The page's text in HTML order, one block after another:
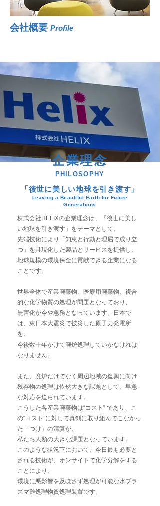
会社概要 Profile
企業理念
PHILOSOPHY
「後世に美しい地球を引き渡す」
Leaving a Beautiful Earth for Future
Generations
株式会社HELIXの企業理念は、「後世に美し
い地球を引き渡す」をテーマとして、
先端技術により「知恵と行動と理屈で成り立
つ」を具現化した製品とサービスを提供し、
地球規模の環境保全に貢献できる企業になる
ことです。
世界全体で産業廃棄物、医療用廃棄物、複合
的な化学物質の処理が問題となっており、
無害化が今や急務となっています。日本で
は、東日本大震災で被災した原子力発電所
を、
今後数十年かけて廃炉処理していかなければ
なりません。
また、廃炉だけでなく周辺地域の復興に向け
残存物の処理は依然大きな課題として、早急
な対応を迫られています。
こうした各産業廃棄物は“コスト” であり、こ
の“コスト”に対して真剣に取り組んでこなかっ
た「つけ」の清算が、
私たち人類の大きな課題となっています。
このような状況下において、今日最も必要と
される技術が、オンサイトで化学分解をする
ことにより、
環境に悪影響を及ぼさず処理が可能な水プラ
ズマ難処理物質処理装置です。